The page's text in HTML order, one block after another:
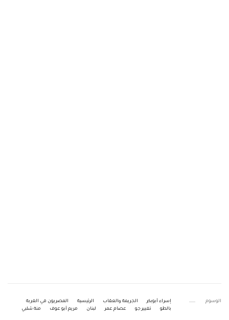
الوسوم إسراء أبوبكر الجريمة والعقاب الرئيسية
المصريون في الغربة
بالطو
تغيير جو عصام عمر لبنان مريم أبو عوف منة شلبي